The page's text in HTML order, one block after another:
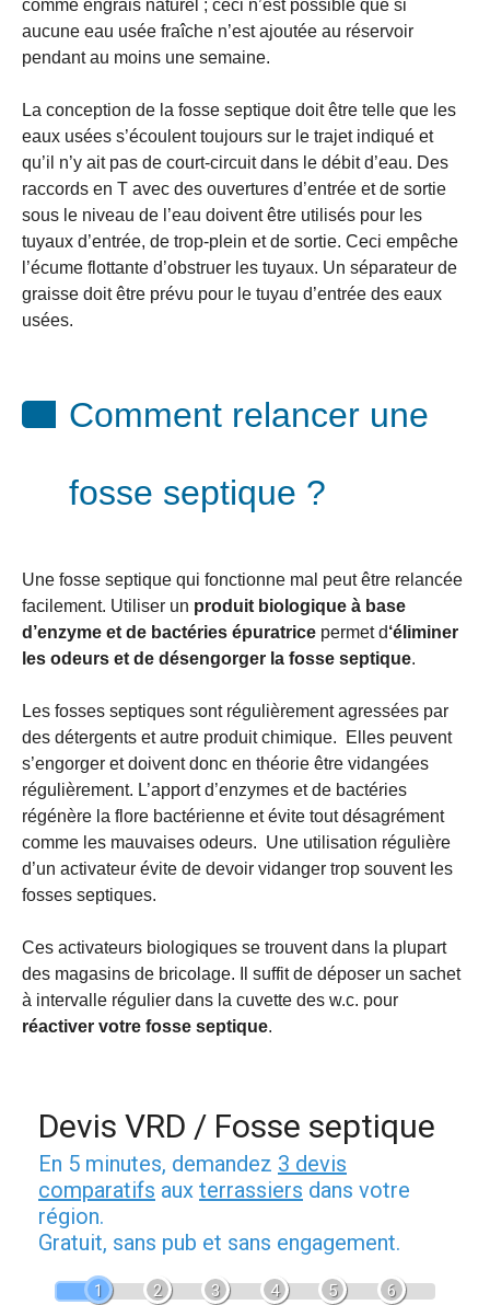
comme engrais naturel ; ceci n’est possible que si
aucune eau usée fraîche n’est ajoutée au réservoir
pendant au moins une semaine.
La conception de la fosse septique doit être telle que les
eaux usées s’écoulent toujours sur le trajet indiqué et
qu’il n’y ait pas de court-circuit dans le débit d’eau. Des
raccords en T avec des ouvertures d’entrée et de sortie
sous le niveau de l’eau doivent être utilisés pour les
tuyaux d’entrée, de trop-plein et de sortie. Ceci empêche
l’écume flottante d’obstruer les tuyaux. Un séparateur de
graisse doit être prévu pour le tuyau d’entrée des eaux
usées.
Comment relancer une
fosse septique ?
Une fosse septique qui fonctionne mal peut être relancée
facilement. Utiliser un produit biologique à base
d’enzyme et de bactéries épuratrice permet d‘éliminer
les odeurs et de désengorger la fosse septique.
Les fosses septiques sont régulièrement agressées par
des détergents et autre produit chimique. Elles peuvent
s’engorger et doivent donc en théorie être vidangées
régulièrement. L’apport d’enzymes et de bactéries
régénère la flore bactérienne et évite tout désagrément
comme les mauvaises odeurs. Une utilisation régulière
d’un activateur évite de devoir vidanger trop souvent les
fosses septiques.
Ces activateurs biologiques se trouvent dans la plupart
des magasins de bricolage. Il suffit de déposer un sachet
à intervalle régulier dans la cuvette des w.c. pour
réactiver votre fosse septique.
Devis VRD / Fosse septique
En 5 minutes, demandez 3 devis
comparatifs aux terrassiers dans votre
région.
Gratuit, sans pub et sans engagement.
1 2 3 4 5 6